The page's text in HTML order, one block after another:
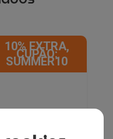
10% EXTRA,
CUPÃO:
SUMMER10